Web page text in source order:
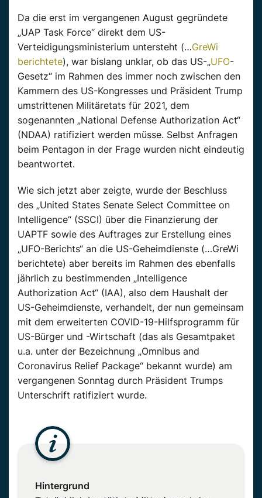
Da die erst im vergangenen August gegründete
„UAP Task Force“ direkt dem US-
Verteidigungsministerium untersteht (…GreWi
berichtete), war bislang unklar, ob das US-„UFO-
Gesetz“ im Rahmen des immer noch zwischen den
Kammern des US-Kongresses und Präsident Trump
umstrittenen Militäretats für 2021, dem
sogenannten „National Defense Authorization Act“
(NDAA) ratifiziert werden müsse. Selbst Anfragen
beim Pentagon in der Frage wurden nicht eindeutig
beantwortet.
Wie sich jetzt aber zeigte, wurde der Beschluss
des „United States Senate Select Committee on
Intelligence“ (SSCI) über die Finanzierung der
UAPTF sowie des Auftrages zur Erstellung eines
„UFO-Berichts“ an die US-Geheimdienste (…GreWi
berichtete) aber bereits im Rahmen des ebenfalls
jährlich zu bestimmenden „Intelligence
Authorization Act“ (IAA), also dem Haushalt der
US-Geheimdienste, verhandelt, der nun gemeinsam
mit dem erweiterten COVID-19-Hilfsprogramm für
US-Bürger und -Wirtschaft (das als Gesamtpaket
u.a. unter der Bezeichnung „Omnibus and
Coronavirus Relief Package“ bekannt wurde) am
vergangenen Sonntag durch Präsident Trumps
Unterschrift ratifiziert wurde.
Hintergrund